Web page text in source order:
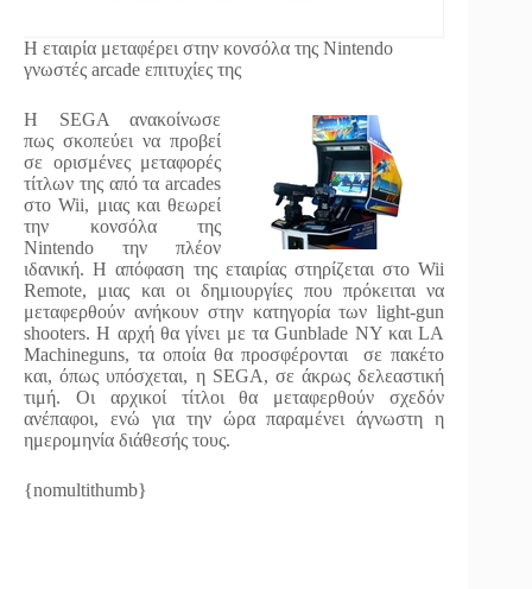
Η εταιρία μεταφέρει στην κονσόλα της Nintendo
γνωστές arcade επιτυχίες της
Η SEGA ανακοίνωσε
πως σκοπεύει να προβεί
σε ορισμένες μεταφορές
τίτλων της από τα arcades
στο Wii, μιας και θεωρεί
την κονσόλα της
Nintendo την πλέον
ιδανική. H απόφαση της εταιρίας στηρίζεται στο Wii
Remote, μιας και οι δημιουργίες που πρόκειται να
μεταφερθούν ανήκουν στην κατηγορία των light-gun
shooters. Η αρχή θα γίνει με τα Gunblade NY και LA
Machineguns, τα οποία θα προσφέρονται σε πακέτο
και, όπως υπόσχεται, η SEGA, σε άκρως δελεαστική
τιμή. Οι αρχικοί τίτλοι θα μεταφερθούν σχεδόν
ανέπαφοι, ενώ για την ώρα παραμένει άγνωστη η
ημερομηνία διάθεσής τους.
{nomultithumb}